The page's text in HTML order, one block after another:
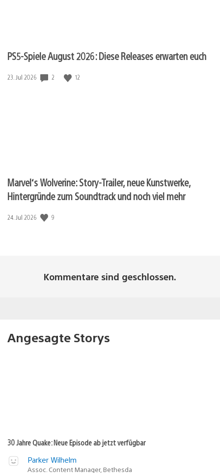
PS5-Spiele August 2026: Diese Releases erwarten euch
Veröffentlichungsdatum:
23. Jul 2026 2 12
Marvel‘s Wolverine: Story-Trailer, neue Kunstwerke,
Hintergründe zum Soundtrack und noch viel mehr
Veröffentlichungsdatum:
24. Jul 2026 9
Kommentare sind geschlossen.
Angesagte Storys
30 Jahre Quake: Neue Episode ab jetzt verfügbar
Parker Wilhelm
Assoc. Content Manager, Bethesda